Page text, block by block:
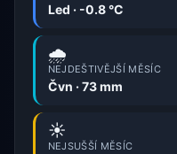
Led · -0.8 °C
🌧️
NEJDEŠTIVĚJŠÍ MĚSÍC
Čvn · 73 mm
☀️
NEJSUŠŠÍ MĚSÍC